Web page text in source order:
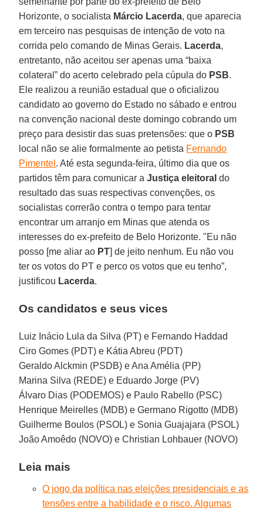
Horizonte, o socialista Márcio Lacerda, que aparecia
em terceiro nas pesquisas de intenção de voto na
corrida pelo comando de Minas Gerais. Lacerda,
entretanto, não aceitou ser apenas uma “baixa
colateral” do acerto celebrado pela cúpula do PSB.
Ele realizou a reunião estadual que o oficializou
candidato ao governo do Estado no sábado e entrou
na convenção nacional deste domingo cobrando um
preço para desistir das suas pretensões: que o PSB
local não se alie formalmente ao petista Fernando
Pimentel . Até esta segunda-feira, último dia que os
partidos têm para comunicar aJustiça eleitoral do
resultado das suas respectivas convenções, os
socialistas correrão contra o tempo para tentar
encontrar um arranjo em Minas que atenda os
interesses do ex-prefeito de Belo Horizonte. "Eu não
posso [me aliar ao PT] de jeito nenhum. Eu não vou
ter os votos do PT e perco os votos que eu tenho”,
justificou Lacerda.
Os candidatos e seus vices
Luiz Inácio Lula da Silva (PT) e Fernando Haddad
Ciro Gomes (PDT) e Kátia Abreu (PDT)
Geraldo Alckmin (PSDB) e Ana Amélia (PP)
Marina Silva (REDE) e Eduardo Jorge (PV)
Álvaro Dias (PODEMOS) e Paulo Rabello (PSC)
Henrique Meirelles (MDB) e Germano Rigotto (MDB)
Guilherme Boulos (PSOL) e Sonia Guajajara (PSOL)
João Amoêdo (NOVO) e Christian Lohbauer (NOVO)
Leia mais
O jogo da política nas eleições presidenciais e as
tensões entre a habilidade e o risco. Algumas